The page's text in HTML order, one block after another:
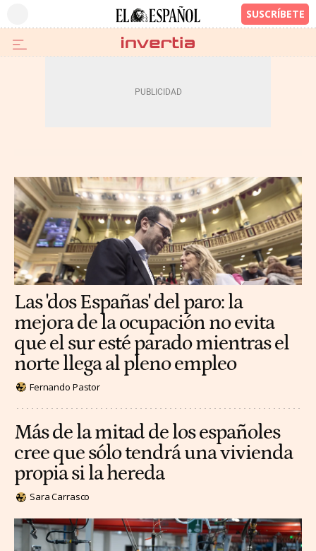
Las 'dos Españas' del paro: la
mejora de la ocupación no evita
que el sur esté parado mientras el
norte llega al pleno empleo
Fernando Pastor
Más de la mitad de los españoles
cree que sólo tendrá una vivienda
propia si la hereda
Sara Carrasco